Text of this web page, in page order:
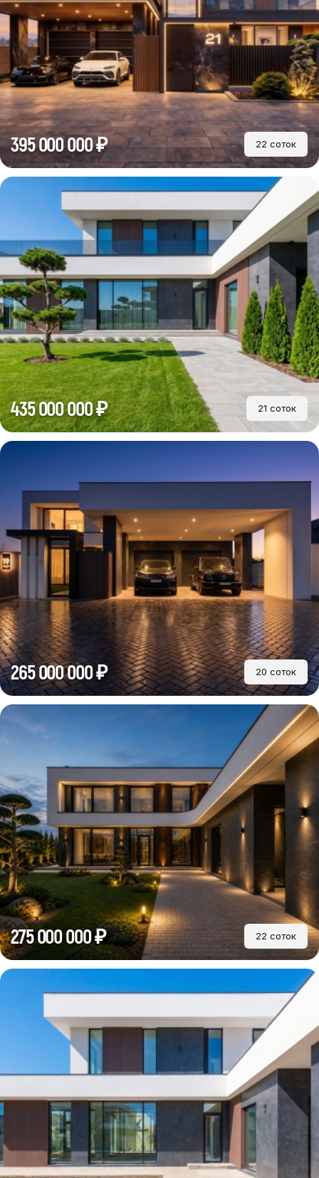
395 000 000 ₽ 22 соток
435 000 000 ₽ 21 соток
265 000 000 ₽ 20 соток
275 000 000 ₽ 22 соток